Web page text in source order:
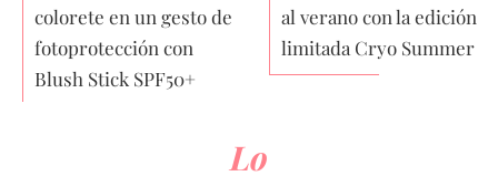
colorete en un gesto de
fotoprotección con
Blush Stick SPF50+
al verano con la edición
limitada Cryo Summer
Lo